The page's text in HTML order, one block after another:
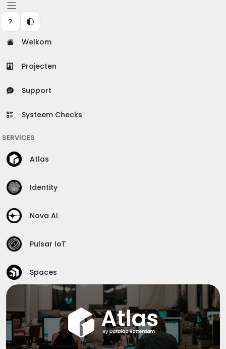
Welkom
Projecten
Support
Systeem Checks
SERVICES
Atlas
Identity
Nova AI
Pulsar IoT
Spaces